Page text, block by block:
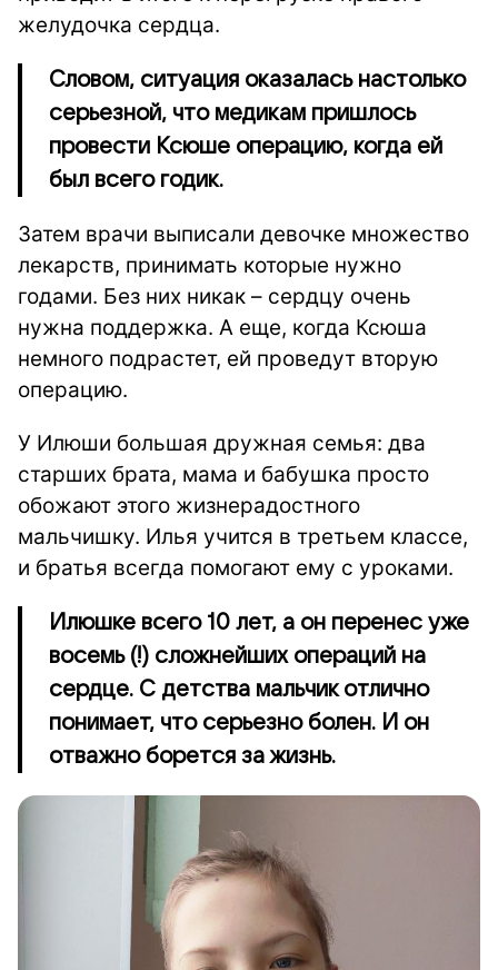
желудочка сердца.
Словом, ситуация оказалась настолько
серьезной, что медикам пришлось
провести Ксюше операцию, когда ей
был всего годик.
Затем врачи выписали девочке множество
лекарств, принимать которые нужно
годами. Без них никак – сердцу очень
нужна поддержка. А еще, когда Ксюша
немного подрастет, ей проведут вторую
операцию.
У Илюши большая дружная семья: два
старших брата, мама и бабушка просто
обожают этого жизнерадостного
мальчишку. Илья учится в третьем классе,
и братья всегда помогают ему с уроками.
Илюшке всего 10 лет, а он перенес уже
восемь (!) сложнейших операций на
сердце. С детства мальчик отлично
понимает, что серьезно болен. И он
отважно борется за жизнь.